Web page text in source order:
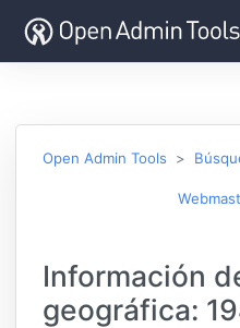
Open Admin Tools
Información
geográfica: